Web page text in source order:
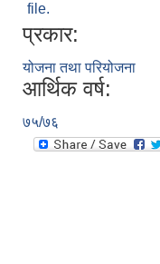
file.
प्रकार:
योजना तथा परियोजना
आर्थिक वर्ष:
७५/७६